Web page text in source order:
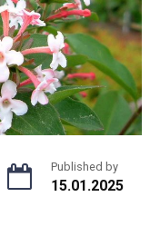
Published by
15.01.2025